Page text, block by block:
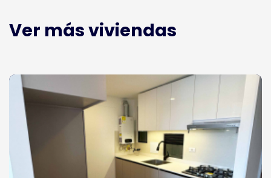
Ver más viviendas